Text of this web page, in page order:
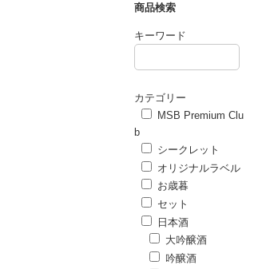
商品検索
キーワード
カテゴリー
MSB Premium Clu
b
シークレット
オリジナルラベル
お歳暮
セット
日本酒
大吟醸酒
吟醸酒